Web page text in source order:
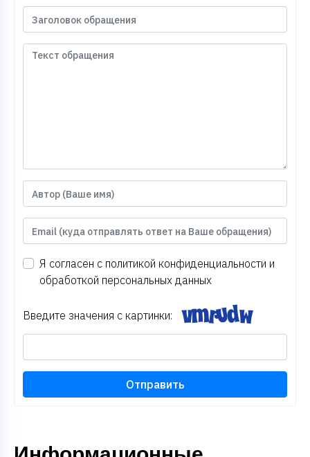
Я согласен с политикой конфиденциальности и
обработкой персональных данных
Введите значения с картинки:
Отправить